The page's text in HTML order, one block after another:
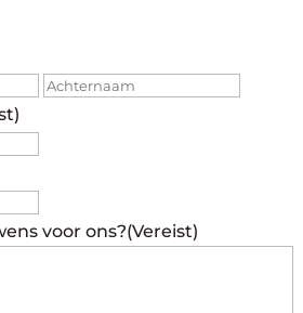
Voornaam
voor ons?(Vereist)